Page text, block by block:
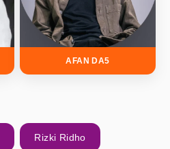
AFAN DA5
Rizki Ridho